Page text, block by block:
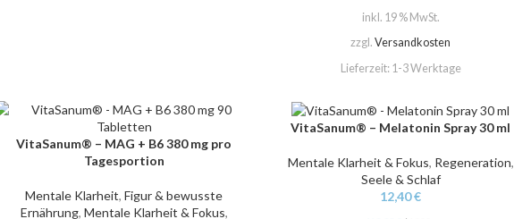
inkl. 19 % MwSt.
zzgl.Versandkosten
Lieferzeit: 1-3 Werktage
IN DEN WARENKORB
VitaSanum® – MAG + B6 380 mg pro
Tagesportion
Mentale Klarheit,Figur & bewusste
Ernährung, Mentale Klarheit & Fokus,
IN DEN WARENKORB
VitaSanum® – Melatonin Spray 30 ml
Mentale Klarheit & Fokus, Regeneration,
Seele & Schlaf
12,40€